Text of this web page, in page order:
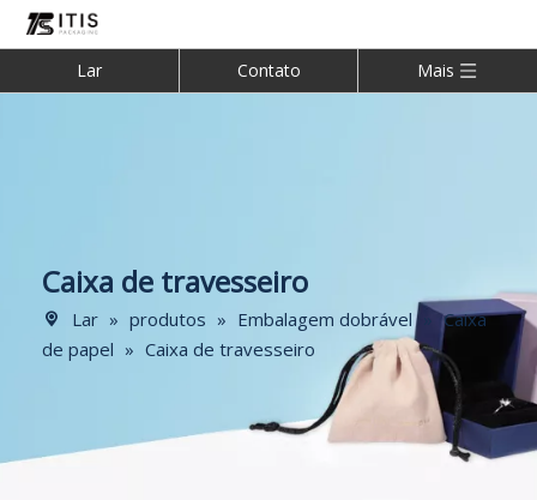
Lar Contato Mais
Caixa de travesseiro
Lar » produtos » Embalagem dobrável » Caixa
de papel » Caixa de travesseiro